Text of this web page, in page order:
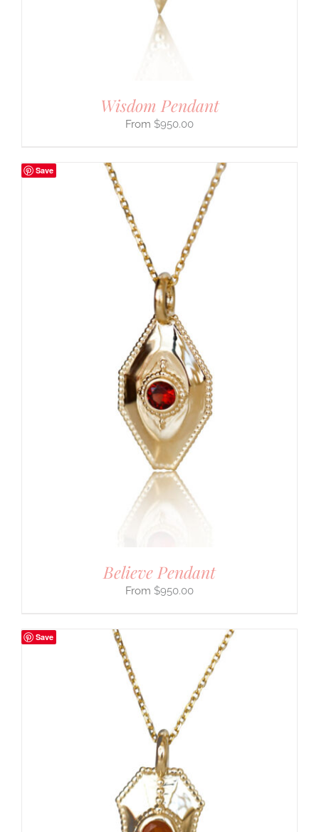
Wisdom Pendant
$950.00
Save
Believe Pendant
$950.00
Save